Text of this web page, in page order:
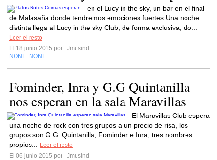
en el Lucy in the sky, un bar en el final
de Malasaña donde tendremos emociones fuertes.Una noche
distinta llega al Lucy in the sky Club, de forma exclusiva, do...
Leer el resto
El 18 junio 2015 por
Jmusind
NONE NONE
Fominder, Inra y G.G Quintanilla
nos esperan en la sala Maravillas
El Maravillas Club espera
una noche de rock con tres grupos a un precio de risa, los
grupos son G.G. Quintanilla, Fominder e Inra, tres nombres
propios...
Leer el resto
El 06 junio 2015 por
Jmusind